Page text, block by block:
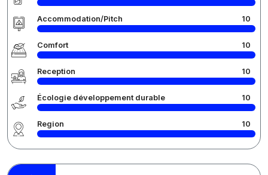
Accommodation/Pitch 10
Comfort 10
Reception 10
Écologie développement durable 10
Region 10